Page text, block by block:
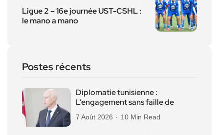
Ligue 2 – 16e journée UST-CSHL :
le mano a mano
Postes récents
Diplomatie tunisienne :
L’engagement sans faille de
7 Août 2026 10 Min Read